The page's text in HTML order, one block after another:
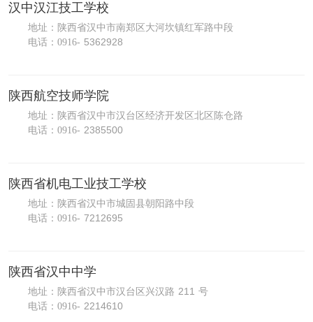
汉中汉江技工学校
地址：陕西省汉中市南郑区大河坎镇红军路中段
电话： 0916- 5362928
陕西航空技师学院
地址：陕西省汉中市汉台区经济开发区北区陈仓路
电话： 0916- 2385500
陕西省机电工业技工学校
地址：陕西省汉中市城固县朝阳路中段
电话： 0916- 7212695
陕西省汉中中学
地址：陕西省汉中市汉台区兴汉路 211 号
电话： 0916- 2214610